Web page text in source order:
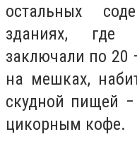
остальных
зданиях,
заключали по 20
на мешках,
скудной пищей
цикорным кофе.